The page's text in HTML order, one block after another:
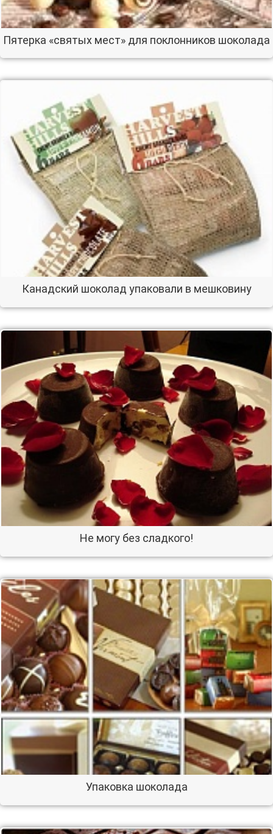
Пятерка «святых мест» для поклонников шоколада
Канадский шоколад упаковали в мешковину
Не могу без сладкого!
Упаковка шоколада